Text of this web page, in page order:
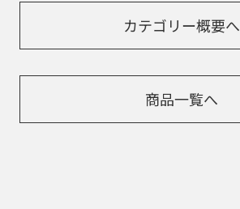
カテゴリー概要へ
商品一覧へ